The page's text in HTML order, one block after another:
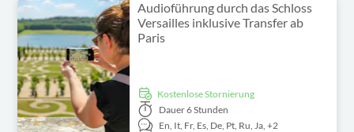
Audioführung durch das Schloss
Versailles inklusive Transfer ab
Paris
kostenlose Stornierung
Dauer6 Stunden
En, It, Fr, Es, De, Pt, Ru, Ja, +2